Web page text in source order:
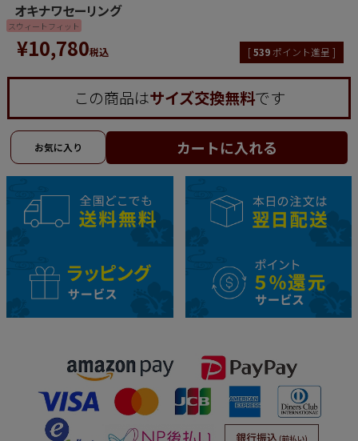
オキナワセーリング
スウィートフィット
¥10,780税込 [539 ポイント進呈 ]
この商品はサイズ交換無料です
カートに入れる